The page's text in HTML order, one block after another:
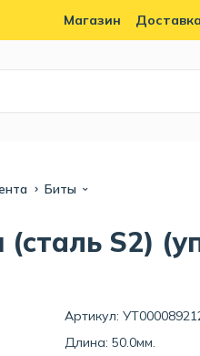
Магазин Доставка
Биты
S2)
Артикул:
Длина: 50.0мм.